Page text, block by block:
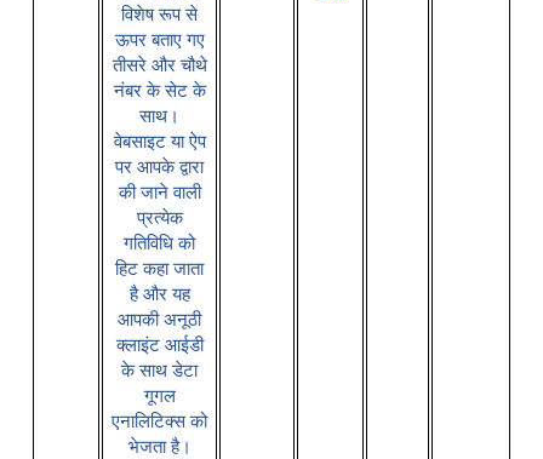
विशेष रूप से
ऊपर बताए गए
तीसरे और चौथे
नंबर के सेट के
साथ।
वेबसाइट या ऐप
पर आपके द्वारा
की जाने वाली
प्रत्येक
गतिविधि को
हिट कहा जाता
है और यह
आपकी अनूठी
क्लाइंट आईडी
के साथ डेटा
गूगल
एनालिटिक्स को
भेजता है।